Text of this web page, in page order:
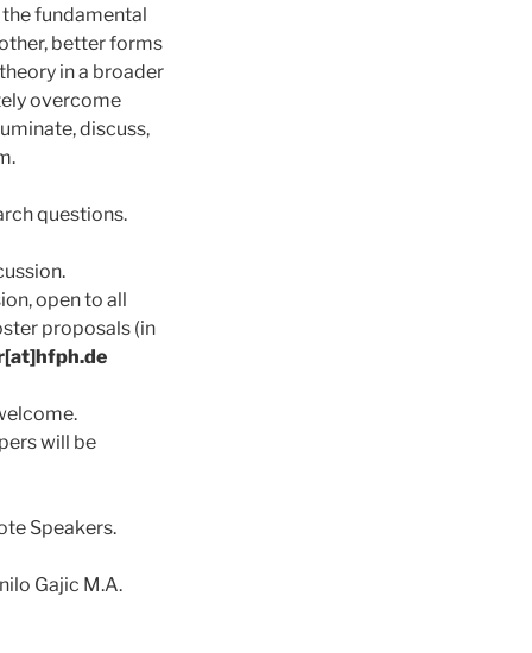
fundamental
better forms
in a broader
overcome
discuss,
questions.
open to all
proposals (in
will be
Speakers.
Gajic M.A.